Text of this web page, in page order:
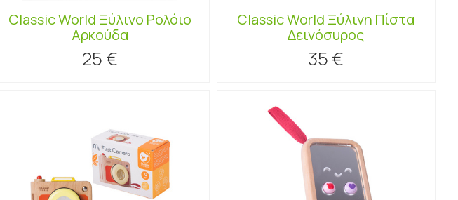
Classic World Ξύλινο Ρολόιο
Αρκούδα
25 €
Classic World Ξύλινη Πίστα
Δεινόσυρος
35 €